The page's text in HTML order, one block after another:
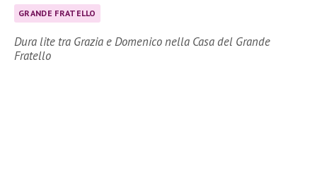
GRANDE FRATELLO
Dura lite tra Grazia e Domenico nella Casa del Grande
Fratello